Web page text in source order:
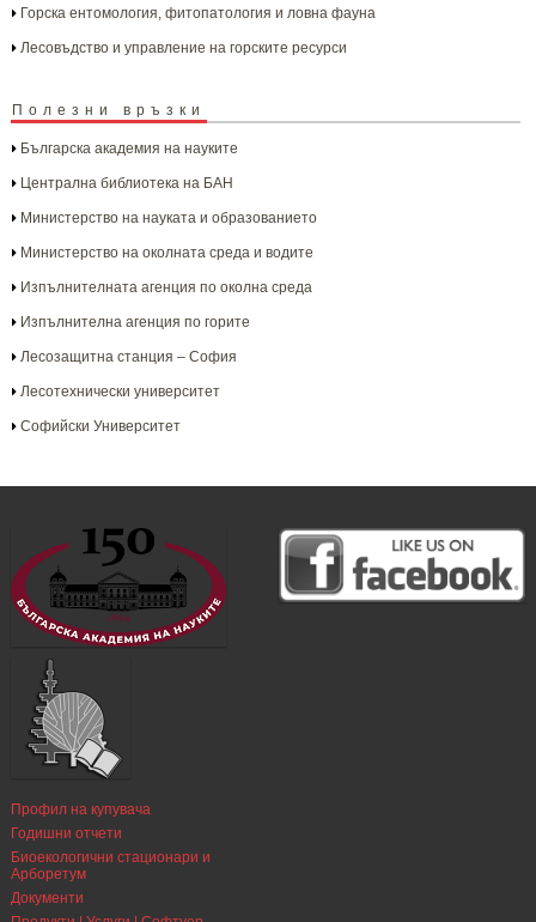
Горска ентомология, фитопатология и ловна фауна
Лесовъдство и управление на горските ресурси
Полезни връзки
Българска aкадемия на науките
Централна библиотека на БАН
Министерство на науката и образованието
Министерство на околната среда и водите
Изпълнителната агенция по околна среда
Изпълнителна агенция по горите
Лесозащитна станция – София
Лесотехнически университет
Софийски Университет
Профил на купувача
Годишни отчети
Биоекологични стационари и
Арборетум
Документи